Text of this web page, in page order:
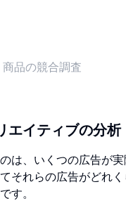
商品の競合調査
エイティブの分析
は、いくつの広告が
それらの広告がどれ
す。